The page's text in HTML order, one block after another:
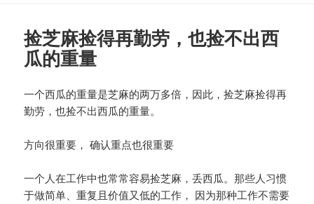
捡芝麻捡得再勤劳，也捡不出西
瓜的重量
一个西瓜的重量是芝麻的两万多倍，因此，捡芝麻捡得再
勤劳，也捡不出西瓜的重量。
方向很重要， 确认重点也很重要
一个人在工作中也常常容易捡芝麻，丢西瓜。那些人习惯
于做简单、重复且价值又低的工作， 因为那种工作不需要